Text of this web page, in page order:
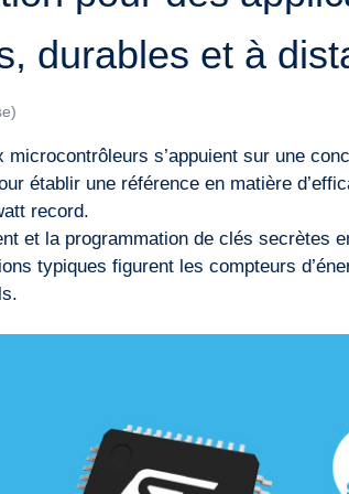
durables et à
microcontrôleurs s’appuient sur une
établir une référence en matière
record.
et la programmation de clés secrètes
typiques figurent les compteurs